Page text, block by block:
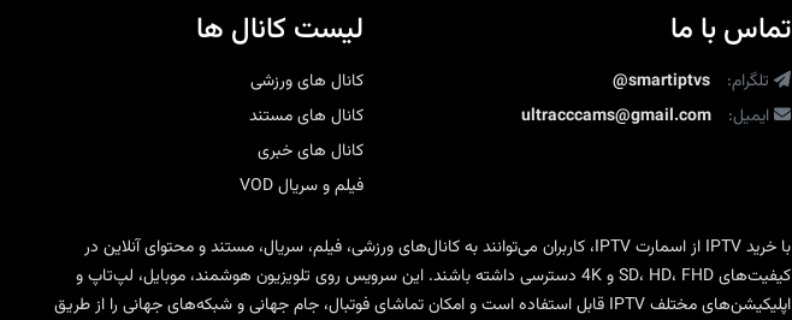
بدون
محدودیت
تماس با ما
تلگرام:
@smartiptvs
ایمیل:
ultracccams@gmail.com
لیست کانال ها
کانال های ورزشی
کانال های مستند
کانال های خبری
فیلم و سریال VOD
با خرید IPTV ازاسمارت IPTV
، کاربران می‌توانند به کانال‌های ورزشی، فیلم، سریال، مستند و محتوای آنلاین در
کیفیت‌های SD، HD، FHD و 4K دسترسی داشته باشند. این سرویس روی تلویزیون هوشمند، موبایل، لپ‌تاپ و
اپلیکیشن‌های مختلف IPTV قابل استفاده است و امکان تماشای فوتبال، جام جهانی و شبکه‌های جهانی را از طریق